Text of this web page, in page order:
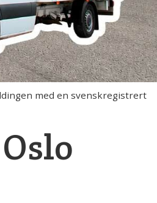
med en svenskregistrert